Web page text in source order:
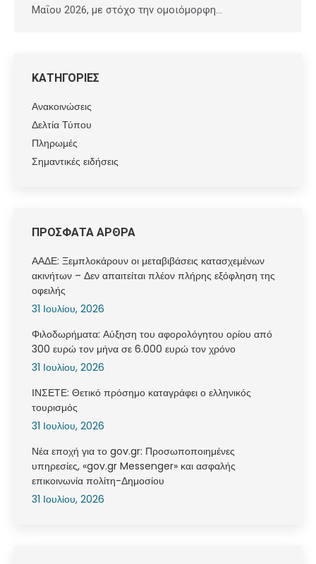
Μαΐου 2026, με στόχο την ομοιόμορφη…
ΚΑΤΗΓΟΡΙΕΣ
Ανακοινώσεις
Δελτία Τύπου
Πληρωμές
Σημαντικές ειδήσεις
ΠΡΟΣΦΑΤΑ ΑΡΘΡΑ
ΑΑΔΕ: Ξεμπλοκάρουν οι μεταβιβάσεις κατασχεμένων
ακινήτων – Δεν απαιτείται πλέον πλήρης εξόφληση της
οφειλής
31 Ιουλίου, 2026
Φιλοδωρήματα: Αύξηση του αφορολόγητου ορίου από
300 ευρώ τον μήνα σε 6.000 ευρώ τον χρόνο
31 Ιουλίου, 2026
ΙΝΣΕΤΕ: Θετικό πρόσημο καταγράφει ο ελληνικός
τουρισμός
31 Ιουλίου, 2026
Νέα εποχή για το gov.gr: Προσωποποιημένες
υπηρεσίες, «gov.gr Messenger» και ασφαλής
επικοινωνία πολίτη-Δημοσίου
31 Ιουλίου, 2026